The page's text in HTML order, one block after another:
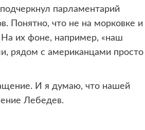
парламентарий
Понятно, что не на морковке и
их фоне, например, «наш
рядом с американцами просто
И я думаю, что нашей
Лебедев.